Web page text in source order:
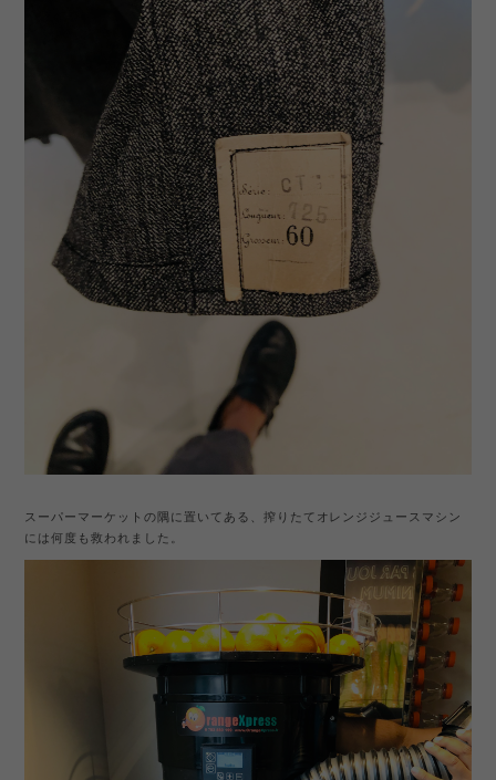
スーパーマーケットの隅に置いてある、搾りたてオレンジジュースマシン
には何度も救われました。